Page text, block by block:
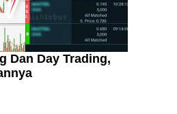
Dan Day Trading,
Disebalik